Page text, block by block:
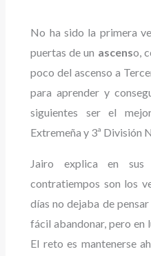
No ha sido la primera
puertas de un ascenso,
poco del ascenso a
para aprender y
siguientes ser el
Extremeña y 3ª División
Jairo explica en sus
contratiempos son los
días no dejaba de
fácil abandonar, pero en
El reto es mantenerse